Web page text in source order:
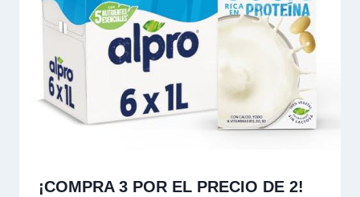
¡COMPRA 3 POR EL PRECIO DE 2!